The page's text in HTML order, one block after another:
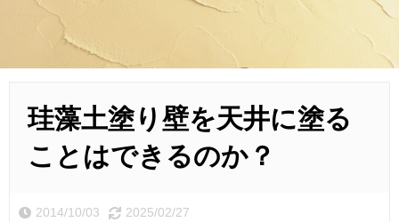
珪藻土塗り壁を天井に塗る
ことはできるのか？
2014/10/03 2025/02/27